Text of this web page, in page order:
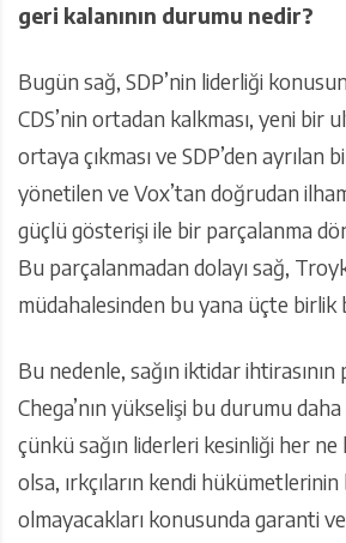
geri kalanının durumu nedir?
Bugün sağ, SDP’nin liderliği
CDS’nin ortadan kalkması, yeni bir
ortaya çıkması ve SDP’den ayrılan
yönetilen ve Vox’tan doğrudan
güçlü gösterişi ile bir parçalanma
Bu parçalanmadan dolayı sağ,
müdahalesinden bu yana üçte birlik
Bu nedenle, sağın iktidar ihtirasının
Chega’nın yükselişi bu durumu
çünkü sağın liderleri kesinliği her ne
olsa, ırkçıların kendi hükümetlerinin
olmayacakları konusunda garanti